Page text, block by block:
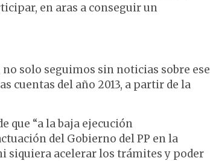
en aras a conseguir un
no solo seguimos sin noticias sobre ese
cuentas del año 2013, a partir de la
que “a la baja ejecución
del Gobierno del PP en la
siquiera acelerar los trámites y poder